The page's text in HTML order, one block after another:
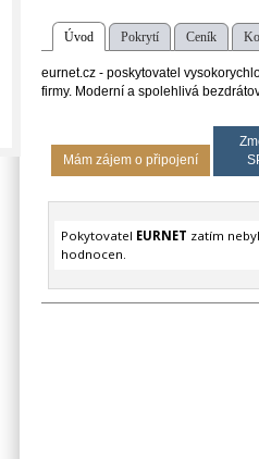
Úvod Pokrytí Ceník
eurnet.cz - poskytovatel
firmy. Moderní a spolehlivá
Mám zájem o připojení
Pokytovatel EURNET zatím nebyl
hodnocen.